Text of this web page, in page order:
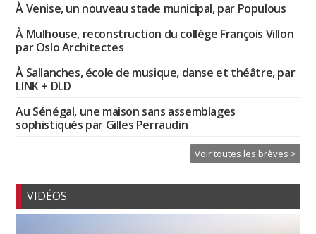
À Venise, un nouveau stade municipal, par Populous
À Mulhouse, reconstruction du collège François Villon
par Oslo Architectes
À Sallanches, école de musique, danse et théâtre, par
LINK + DLD
Au Sénégal, une maison sans assemblages
sophistiqués par Gilles Perraudin
Voir toutes les brèves >
VIDÉOS